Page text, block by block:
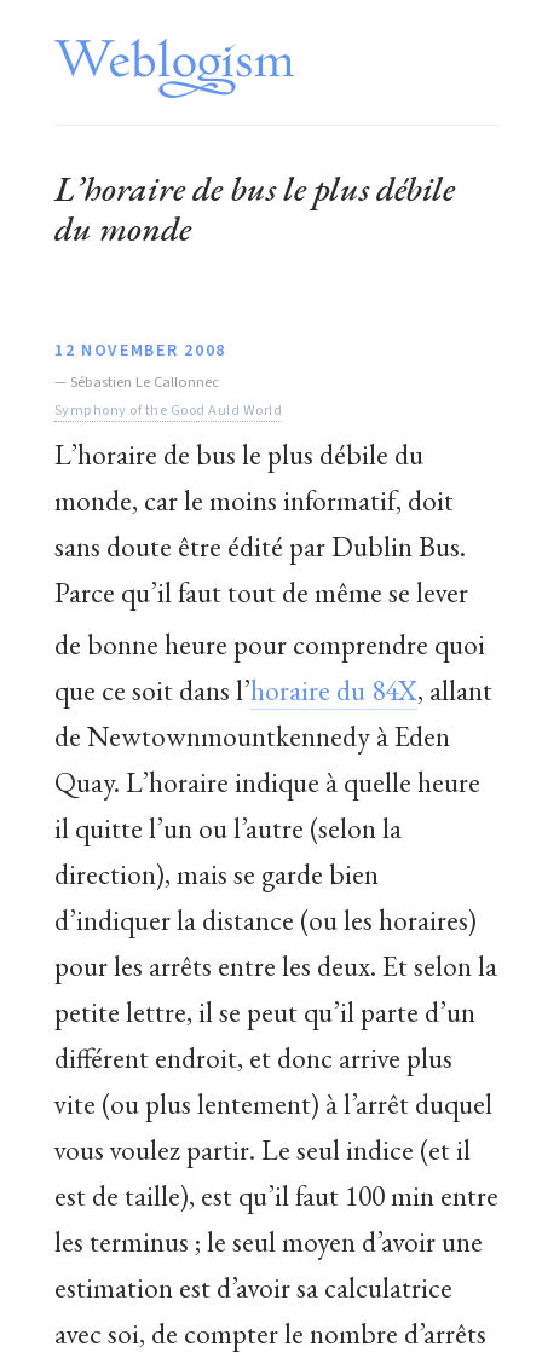
L’horaire de bus le plus débile
du monde
12 NOVEMBER 2008
— Sébastien Le Callonnec
Symphony of the Good Auld World
L’horaire de bus le plus débile du
monde, car le moins informatif, doit
sans doute être édité par Dublin Bus.
Parce qu’il faut tout de même se lever
de bonne heure pour comprendre quoi
que ce soit dans l’horaire du 84X, allant
de Newtownmountkennedy à Eden
Quay. L’horaire indique à quelle heure
il quitte l’un ou l’autre (selon la
direction), mais se garde bien
d’indiquer la distance (ou les horaires)
pour les arrêts entre les deux. Et selon la
petite lettre, il se peut qu’il parte d’un
différent endroit, et donc arrive plus
vite (ou plus lentement) à l’arrêt duquel
vous voulez partir. Le seul indice (et il
est de taille), est qu’il faut 100 min entre
les terminus ; le seul moyen d’avoir une
estimation est d’avoir sa calculatrice
avec soi, de compter le nombre d’arrêts